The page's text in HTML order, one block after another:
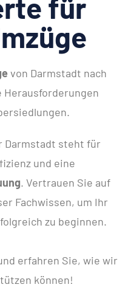
für
von Darmstadt nach
Herausforderungen
Darmstadt steht für
und eine
. Vertrauen Sie auf
Fachwissen, um Ihr
zu beginnen.
erfahren Sie, wie wir
können!